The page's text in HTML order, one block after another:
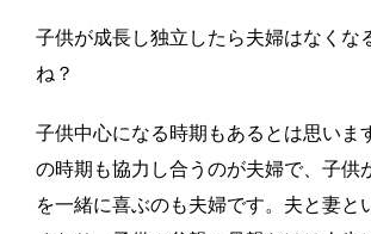
子供が成長し独立したら夫婦はなくな
ね？
子供中心になる時期もあるとは思いま
の時期も協力し合うのが夫婦で、子供
を一緒に喜ぶのも夫婦です。夫と妻と